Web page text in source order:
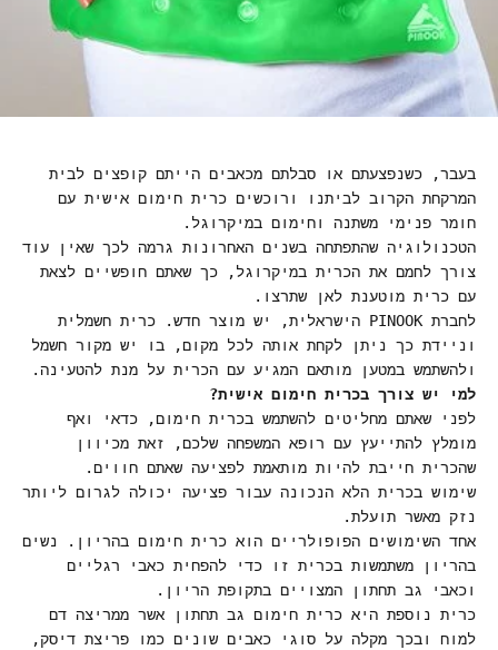
בעבר, כשנפצעתם או סבלתם מכאבים הייתם קופצים לבית
המרקחת הקרוב לביתנו ורוכשים כרית חימום אישית עם
חומר פנימי משתנה וחימום במיקרוגל.
הטכנולוגיה שהתפתחה בשנים האחרונות גרמה לכך שאין עוד
צורך לחמם את הכרית במיקרוגל, כך שאתם חופשיים לצאת
עם כרית מוטענת לאן שתרצו.
לחברת PINOOK הישראלית, יש מוצר חדש. כרית חשמלית
וניידת כך ניתן לקחת אותה לכל מקום, בו יש מקור חשמל
ולהשתמש במטען מותאם המגיע עם הכרית על מנת להטעינה.
למי יש צורך בכרית חימום אישית?
לפני שאתם מחליטים להשתמש בכרית חימום, כדאי ואף
מומלץ להתייעץ עם רופא המשפחה שלכם, זאת מכיוון
שהכרית חייבת להיות מותאמת לפציעה שאתם חווים.
שימוש בכרית הלא הנכונה עבור פציעה יכולה לגרום ליותר
נזק מאשר תועלת.
אחד השימושים הפופולריים הוא כרית חימום בהריון. נשים
בהריון משתמשות בכרית זו כדי להפחית כאבי רגליים
וכאבי גב תחתון המצויים בתקופת הריון.
כרית נוספת היא כרית חימום גב תחתון אשר ממריצה דם
למוח ובכך מקלה על סוגי כאבים שונים כמו פריצת דיסק,